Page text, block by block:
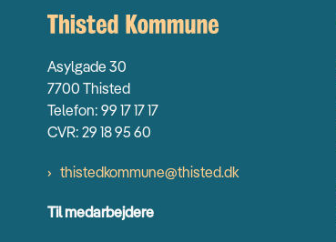
Asylgade 30
7700 Thisted
Telefon: 99 17 17 17
CVR: 29 18 95 60
thistedkommune@thisted.dk
Til medarbejdere